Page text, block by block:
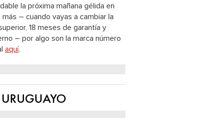
la próxima mañana gélida en
– cuando vayas a cambiar la
18 meses de garantía y
– por algo son la marca número
aquí.